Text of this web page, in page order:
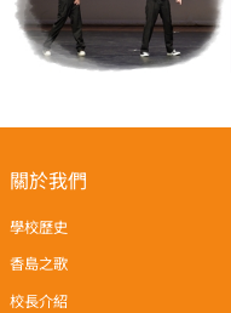
關於我們
學校歷史
香島之歌
校長介紹